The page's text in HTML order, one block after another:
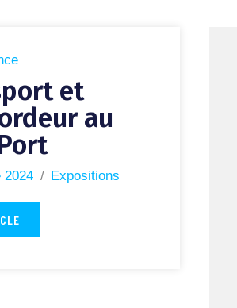
et
au
2024 Expositions